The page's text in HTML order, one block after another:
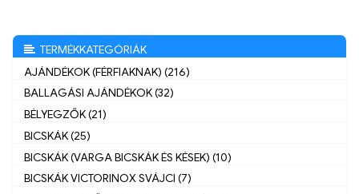
TERMÉKKATEGÓRIÁK
AJÁNDÉKOK (FÉRFIAKNAK) (216)
BALLAGÁSI AJÁNDÉKOK (32)
BÉLYEGZŐK (21)
BICSKÁK (25)
BICSKÁK (VARGA BICSKÁK ÉS KÉSEK) (10)
BICSKÁK VICTORINOX SVÁJCI (7)